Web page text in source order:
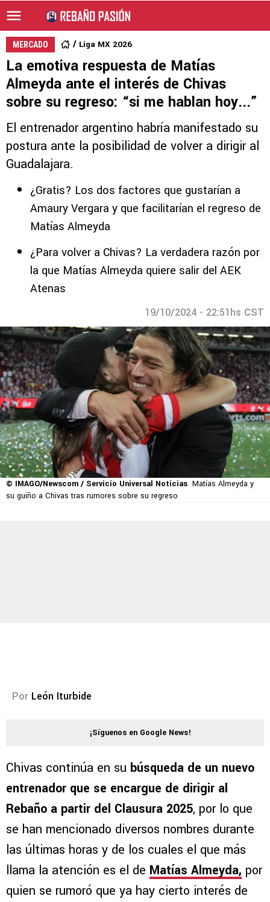
MERCADO Liga MX 2026
La emotiva respuesta de Matías
Almeyda ante el interés de Chivas
sobre su regreso: “si me hablan hoy...”
El entrenador argentino habría manifestado su
postura ante la posibilidad de volver a dirigir al
Guadalajara.
¿Gratis? Los dos factores que gustarían a
Amaury Vergara y que facilitarían el regreso de
Matías Almeyda
¿Para volver a Chivas? La verdadera razón por
la que Matías Almeyda quiere salir del AEK
Atenas
19/10/2024 - 22:51hs CST
© IMAGO/Newscom / Servicio Universal Noticias Matías Almeyda y
su guiño a Chivas tras rumores sobre su regreso
Por León Iturbide
¡Síguenos en Google News!
Chivas continúa en su búsqueda de un nuevo
entrenador que se encargue de dirigir al
Rebaño a partir del Clausura 2025, por lo que
se han mencionado diversos nombres durante
las últimas horas y de los cuales el que más
llama la atención es el de Matías Almeyda, por
quien se rumoró que ya hay cierto interés de